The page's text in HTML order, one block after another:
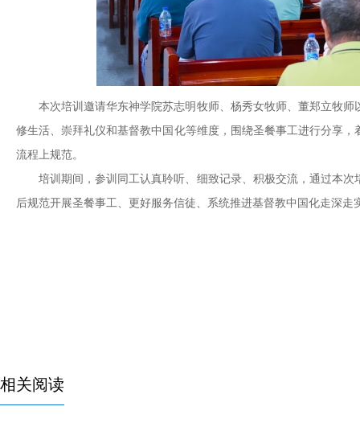
本次培训邀请华东神学院苏志明牧师、杨秀女牧师、董郑立牧
修生活、崇拜礼仪和基督教中国化等维度，围绕圣餐事工进行分享
流程上规范。
培训期间，参训同工认真聆听、细致记录、积极交流，通过本
后规范开展圣餐事工、更好服务信徒、系统推进基督教中国化走深走
相关阅读